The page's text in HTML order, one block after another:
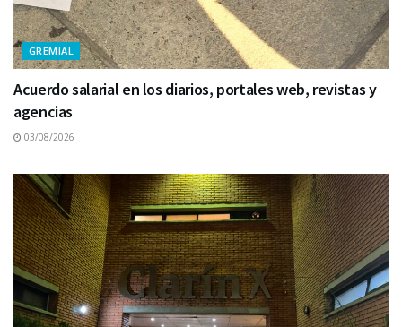
GREMIAL
Acuerdo salarial en los diarios, portales web, revistas y
agencias
03/08/2026